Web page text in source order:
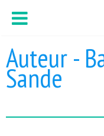
Auteur -
Sande